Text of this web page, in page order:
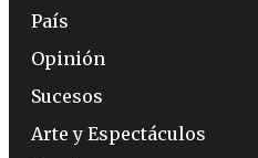
País
Opinión
Sucesos
Arte y Espectáculos